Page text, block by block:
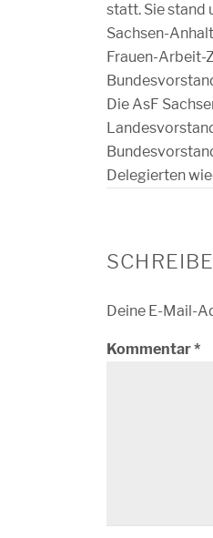
statt. Sie stand
Sachsen-
Frauen-Arbeit-
Die AsF
Delegierten
Deine E-Mail-
Kommentar*